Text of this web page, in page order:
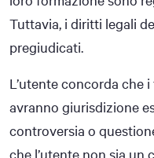
Tuttavia, i diritti legali
pregiudicati.
L’utente concorda che
avranno giurisdizione
controversia o
che l’utente non sia un